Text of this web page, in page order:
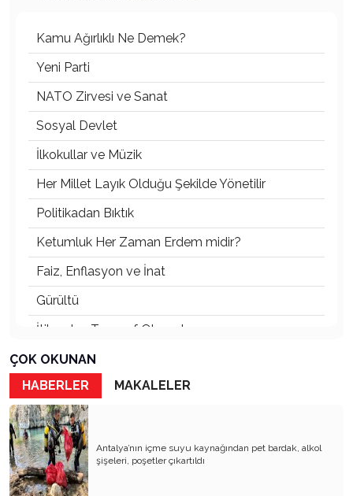
Kamu Ağırlıklı Ne Demek?
Yeni Parti
NATO Zirvesi ve Sanat
Sosyal Devlet
İlkokullar ve Müzik
Her Millet Layık Olduğu Şekilde Yönetilir
Politikadan Bıktık
Ketumluk Her Zaman Erdem midir?
Faiz, Enflasyon ve İnat
Gürültü
İtibardan Tasarruf Olmaz!
Güneş Enerjisi
Ödül Töreni
TOKİ Konutları: Sosyal mi, Orta Gelir Projesi mi?
Her Kentin Bir Ruhu Vardır
Orkestra Şefi
ÇOK OKUNAN
HABERLER
MAKALELER
Antalya’nın içme suyu kaynağından pet bardak, alkol
şişeleri, poşetler çıkartıldı